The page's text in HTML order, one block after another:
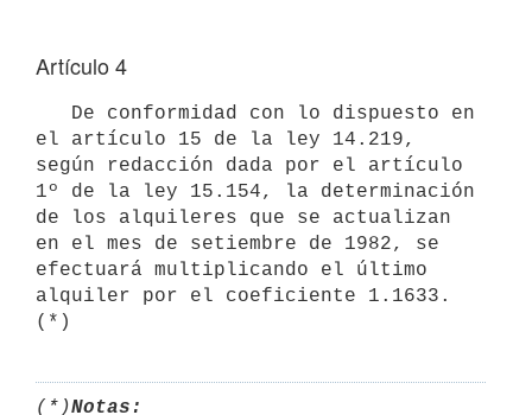
Artículo 4
el artículo 15 de la ley 14.219,
según redacción dada por el artículo
1º de la ley 15.154, la determinación
de los alquileres que se actualizan
en el mes de setiembre de 1982, se
efectuará multiplicando el último
alquiler por el coeficiente 1.1633.
(*)
(*)Notas: